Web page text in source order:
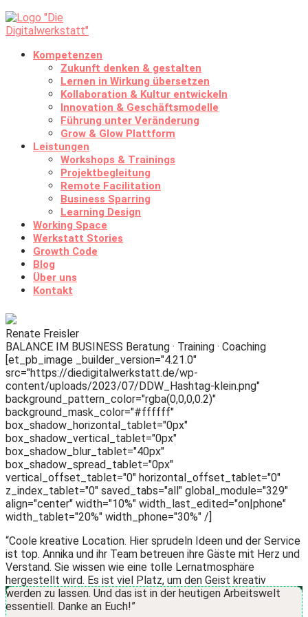
Kompetenzen
Zukunft denken & gestalten
Lernen in Wirkung übersetzen
Kollaboration & Kultur entwickeln
Innovation & Geschäftsmodelle
Führung unter Veränderung
Grow & Glow Plattform
Leistungen
Workshops & Trainings
Projektbegleitung
Remote Facilitation
Business Sparring
Learning Design
Working Space
Werkstatt Stories
Growth Code
Blog
Über uns
Kontakt
Renate Freisler
BALANCE IM BUSINESS Beratung · Training · Coaching
[et_pb_image _builder_version="4.21.0"
src="https://diedigitalwerkstatt.de/wp-
content/uploads/2023/07/DDW_Hashtag-klein.png"
background_pattern_color="rgba(0,0,0,0.2)"
background_mask_color="#ffffff"
box_shadow_horizontal_tablet="0px"
box_shadow_vertical_tablet="0px"
box_shadow_blur_tablet="40px"
box_shadow_spread_tablet="0px"
vertical_offset_tablet="0" horizontal_offset_tablet="0"
z_index_tablet="0" saved_tabs="all" global_module="329"
align="center" width="10%" width_last_edited="on|phone"
width_tablet="20%" width_phone="30%" /]
“Coole kreative Location. Hier sprudeln Ideen und der Service
ist top. Annika und ihr Team betreuen ihre Gäste mit Herz und
Verstand. Sie wissen wie eine tolle Lernatmosphäre
hergestellt wird. Es ist viel Platz, um den Geist kreativ
werden zu lassen. Und das ist in der heutigen Arbeitswelt
essentiell. Danke an Euch!”